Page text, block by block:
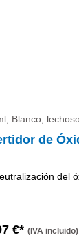
Blanco,
de
del
€* (IVA incluido)